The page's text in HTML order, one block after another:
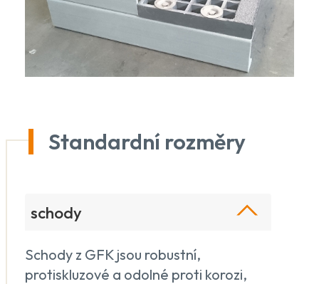
Standardní rozměry
schody
Schody z GFK jsou robustní,
protiskluzové a odolné proti korozi,